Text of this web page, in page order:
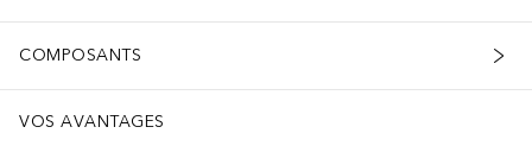
COMPOSANTS
VOS AVANTAGES